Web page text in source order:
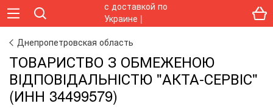
Днепропетровская область
ТОВАРИСТВО З ОБМЕЖЕНОЮ
ВІДПОВІДАЛЬНІСТЮ "АКТА-СЕРВІС"
(ИНН 34499579)